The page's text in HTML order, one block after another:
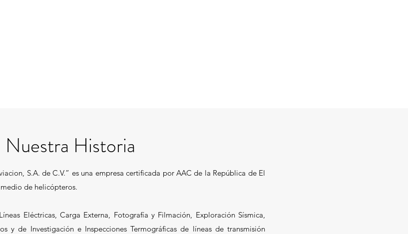
Nuestra Historia
S.A. de C.V.” es una empresa certificada por AAC de la República de El
de helicópteros.
Eléctricas, Carga Externa, Fotografía y Filmación, Exploración Sísmica,
y de Investigación e Inspecciones Termográficas de líneas de transmisión